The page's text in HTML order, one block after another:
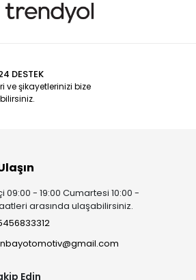
DESTEK
ve şikayetlerinizi bize
09:00 - 19:00 Cumartesi 10:00 -
arasında ulaşabilirsiniz.
Edin